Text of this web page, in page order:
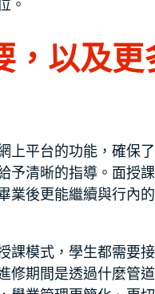
。
，以及更
上平台的功能，確保
予清晰的指導。面授
業後更能繼續與行內
課模式，學生都需要
修期間是透過什麼管